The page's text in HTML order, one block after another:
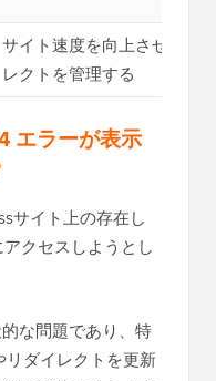
サイト速度を向上させなが
レクトを管理する
エラーが表示
サイト上の存在し
クセスしようとし
な問題であり、特
ダイレクトを更新